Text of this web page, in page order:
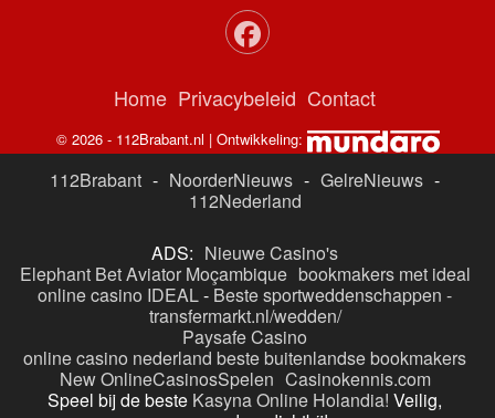
Home Privacybeleid Contact
© 2026 - 112Brabant.nl | Ontwikkeling:
112Brabant - NoorderNieuws - GelreNieuws -
112Nederland
ADS: Nieuwe Casino's
Elephant Bet Aviator Moçambique bookmakers met ideal
online casino IDEAL- Beste sportweddenschappen -
transfermarkt.nl/wedden/
Paysafe Casino
online casino nederland beste buitenlandse bookmakers
New OnlineCasinosSpelen Casinokennis.com
Speel bij de beste Kasyna Online Holandia! Veilig,